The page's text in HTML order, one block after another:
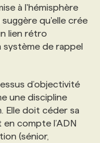
à l'hémisphère
qu'elle crée
lien rétro
de rappel
d’objectivité
une discipline
Elle doit céder sa
compte l’ADN
(sénior,